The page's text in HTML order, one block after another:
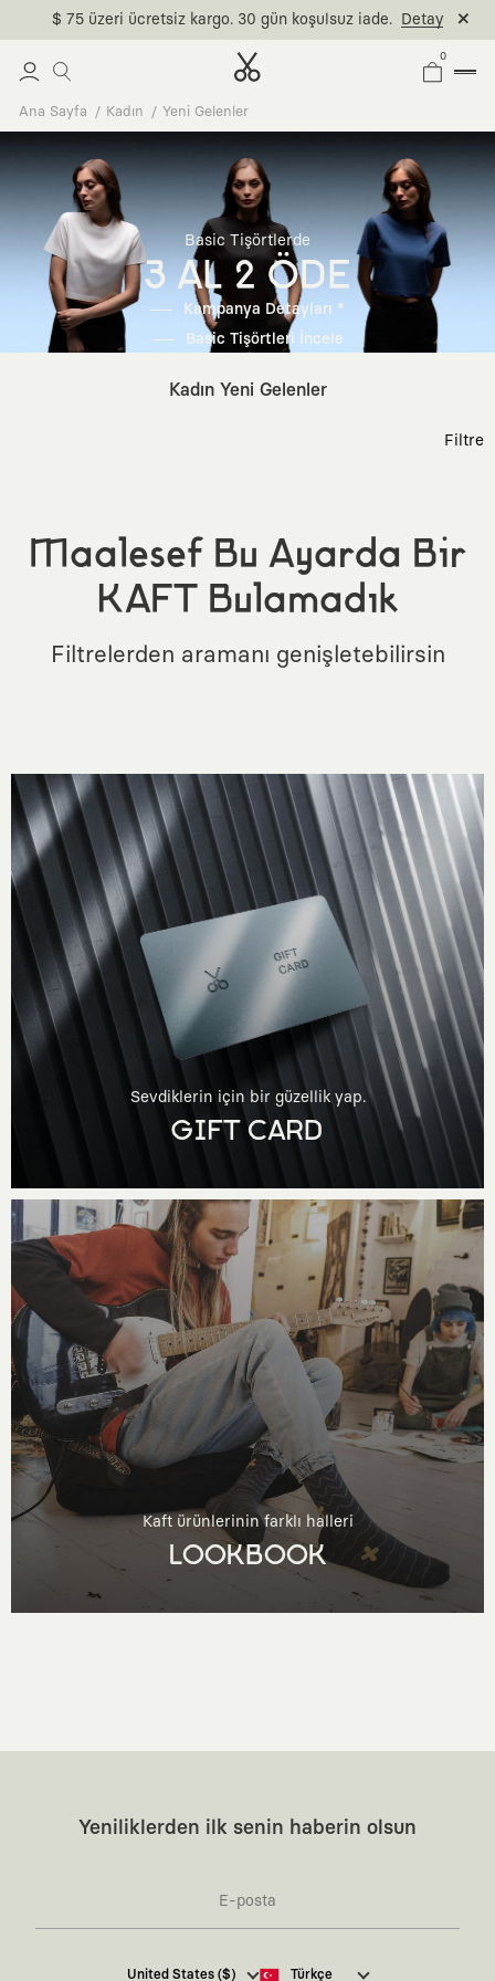
$ 75 üzeri ücretsiz kargo. 30 gün koşulsuz iade. Detay
0
Ana Sayfa Kadın Yeni Gelenler
Basic Tişörtlerde
3 AL 2 ÖDE
Kampanya Detayları *
Basic Tişörtleri İncele
Kadın Yeni Gelenler
Filtre
Maalesef Bu Ayarda Bir
KAFT Bulamadık
Filtrelerden aramanı genişletebilirsin
Sevdiklerin için bir güzellik yap.
GIFT CARD
Kaft ürünlerinin farklı halleri
LOOKBOOK
Yeniliklerden ilk senin haberin olsun
Kaft Tasarım Tekstil Sanayi ve Ticaret Anonim
United States ($) Türkçe